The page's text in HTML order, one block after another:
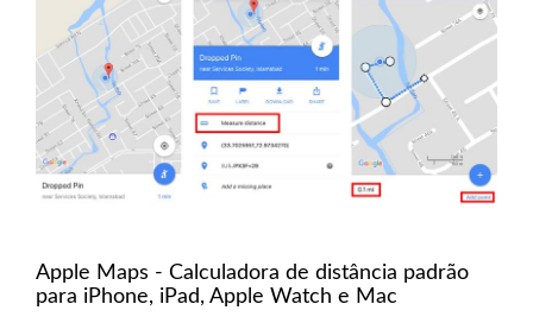
Apple Maps - Calculadora de distância padrão
para iPhone, iPad, Apple Watch e Mac